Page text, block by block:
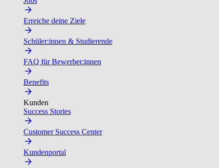
Erreiche deine Ziele
Schüler:innen & Studierende
FAQ für Bewerber:innen
Benefits
Kunden
Success Stories
Customer Success Center
Kundenportal